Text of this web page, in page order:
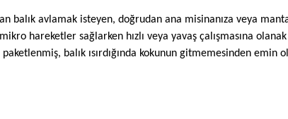
balık avlamak isteyen, doğrudan ana misinanıza veya
hareketler sağlarken hızlı veya yavaş çalışmasına
balık ısırdığında kokunun gitmemesinden emin